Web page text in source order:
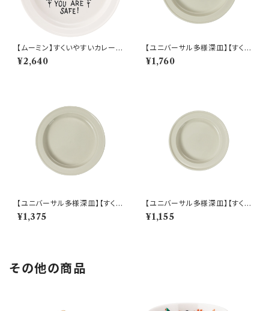
【ムーミン】すくいやすいカレー皿
（ムーミン）【MM9000】MM9
001-320
¥2,640
【ユニバーサル多様深皿】【すくい
やすいうつわ】21cm ディーププ
レート（ホワイト）【NB10】
¥1,760
【ユニバーサル多様深皿】【すくい
やすいうつわ】19cm ディーププ
レート（ホワイト）【NB10】
¥1,375
【ユニバーサル多様深皿】【すくい
やすいうつわ】16.5cm ディープ
プレート（ホワイト）【NB10】
¥1,155
その他の商品